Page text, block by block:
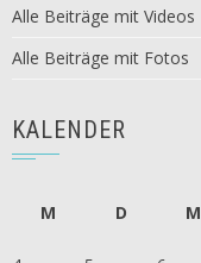
Alle Beiträge mit Videos
Alle Beiträge mit Fotos
KALENDER
M
D M